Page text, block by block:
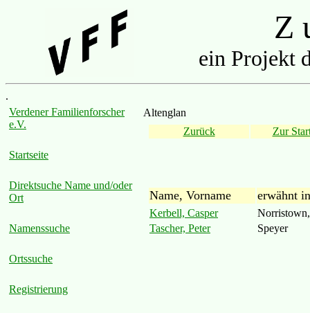
Z
ein Projekt
.
Verdener Familienforscher
e.V.
Startseite
Direktsuche Name und/oder
Ort
Namenssuche
Ortssuche
Registrierung
Altenglan
Zurück
Zur
Name, Vorname erwähnt in
Kerbell, Casper
Tascher, Peter
Speyer